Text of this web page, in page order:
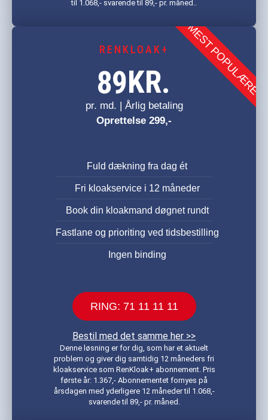
til 1.068,- svarende til 89,- pr. måned..
RENKLOAK+
89KR.
pr. md. | Årlig betaling
Oprettelse 299,-
Fuld dækning fra dag ét
Fri kloakservice i 12 måneder
Book din kloakmand døgnet rundt
Fastlane og prioriting ved tidsbestilling
Ingen binding
RING: 71 11 11 11
Bestil med det samme her >>
Denne løsning er for dig, som har et aktuelt
problem og giver dig samtidig 12 måneders fri
kloakservice som RenKloak+ abonnement. Pris
første år: 1.367,- Abonnementet fornyes på
årsdagen med yderligere 12 måneder til 1.068,-
svarende til 89,- pr. måned.
MEST POPULÆRE